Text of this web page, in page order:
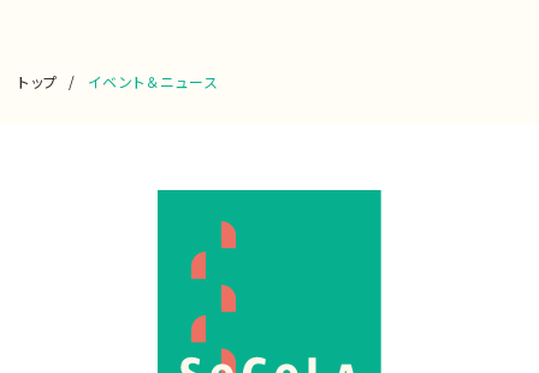
トップ イベント＆ニュース